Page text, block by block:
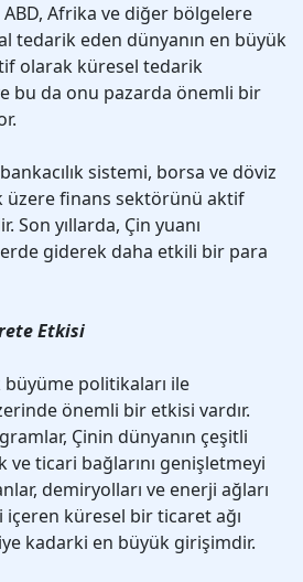
Afrika ve diğer bölgelere
tedarik eden dünyanın en büyük
olarak küresel tedarik
bu da onu pazarda önemli bir
sistemi, borsa ve döviz
üzere finans sektörünü aktif
Son yıllarda, Çin yuanı
giderek daha etkili bir para
Etkisi
politikaları ile
önemli bir etkisi vardır.
Çinin dünyanın çeşitli
ticari bağlarını genişletmeyi
demiryolları ve enerji ağları
küresel bir ticaret ağı
kadarki en büyük girişimdir.